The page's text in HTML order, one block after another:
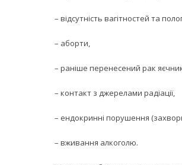
– відсутність вагітностей та
– аборти,
– раніше перенесений рак
– контакт з джерелами радіації,
– ендокринні порушення
– вживання алкоголю.